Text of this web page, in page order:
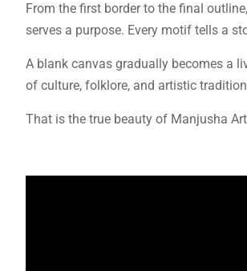
From the first border to the final
serves a purpose. Every motif tells a
A blank canvas gradually becomes a
of culture, folklore, and artistic
That is the true beauty of Manjusha